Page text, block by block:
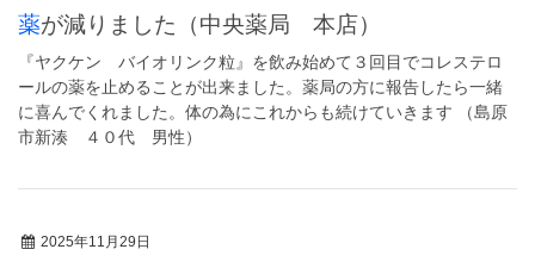
薬が減りました（中央薬局 本店）
『ヤクケン バイオリンク粒』を飲み始めて３回目でコレステロ
ールの薬を止めることが出来ました。薬局の方に報告したら一緒
に喜んでくれました。体の為にこれからも続けていきます （島原
市新湊 ４０代 男性）
2025年11月29日